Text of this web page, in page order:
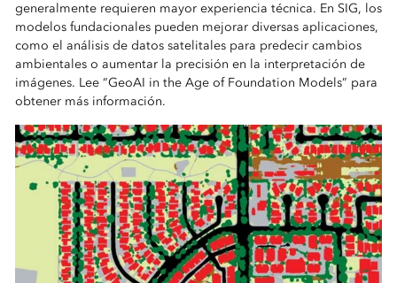
generalmente requieren mayor experiencia técnica. En SIG, los
modelos fundacionales pueden mejorar diversas aplicaciones,
como el análisis de datos satelitales para predecir cambios
ambientales o aumentar la precisión en la interpretación de
imágenes. Lee “GeoAI in the Age of Foundation Models” para
obtener más información.